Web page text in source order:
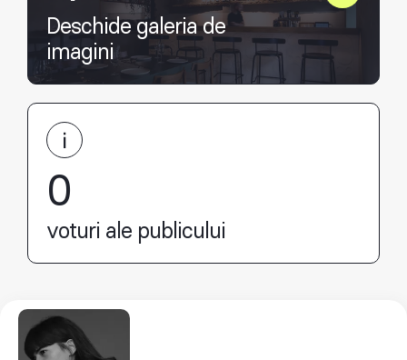
Deschide galeria de
imagini
0
voturi ale publicului